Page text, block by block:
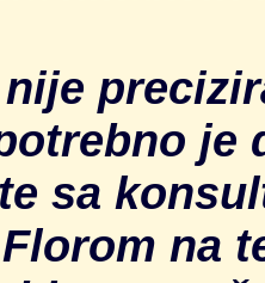
je
sa
na